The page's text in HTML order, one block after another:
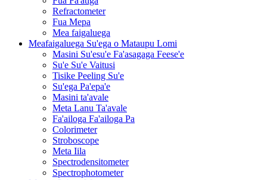
Refractometer
Fua Mepa
Mea faigaluega
Meafaigaluega Su'ega o Mataupu Lomi
Masini Su'esu'e Fa'asagaga Feese'e
Su'e Su'e Vaitusi
Tisike Peeling Su'e
Su'ega Pa'epa'e
Masini ta'avale
Meta Lanu Ta'avale
Fa'ailoga Fa'ailoga Pa
Colorimeter
Stroboscope
Meta Iila
Spectrodensitometer
Spectrophotometer